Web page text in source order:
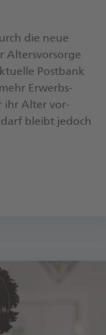
die neue
Alters­vorsorge
Postbank
Erwerbs­
ihr Alter vor­
bleibt jedoch